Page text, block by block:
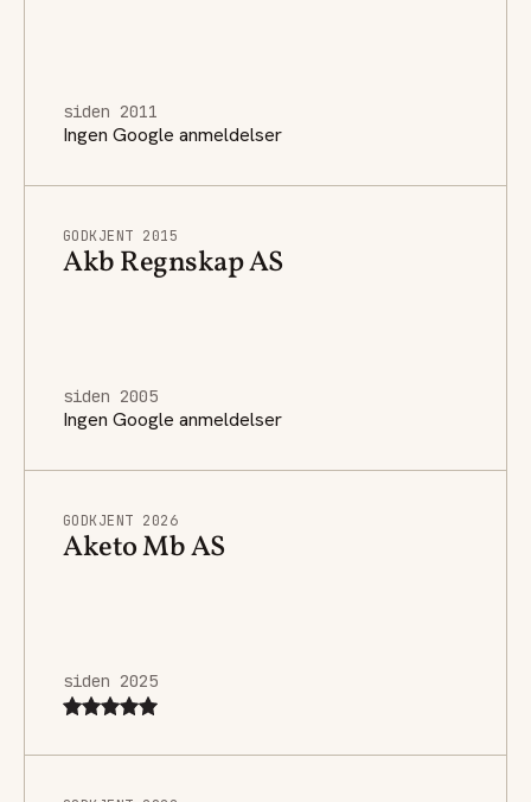
siden 2011
Ingen Google anmeldelser
GODKJENT 2015
Akb Regnskap AS
siden 2005
Ingen Google anmeldelser
GODKJENT 2026
Aketo Mb AS
siden 2025